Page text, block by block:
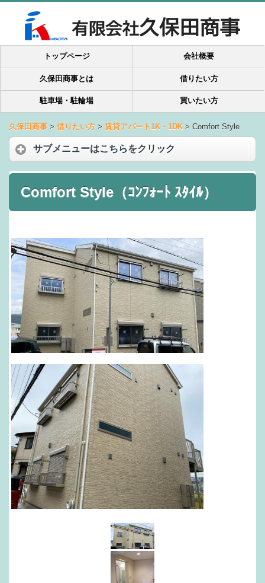
トップページ 会社概要
久保田商事とは 借りたい方
駐車場・駐輪場 買いたい方
久保田商事 > 借りたい方 > 賃貸アパート1K・1DK > Comfort Style
サブメニューはこちらをクリック
Comfort Style（ｺﾝﾌｫｰﾄ ｽﾀｲﾙ）